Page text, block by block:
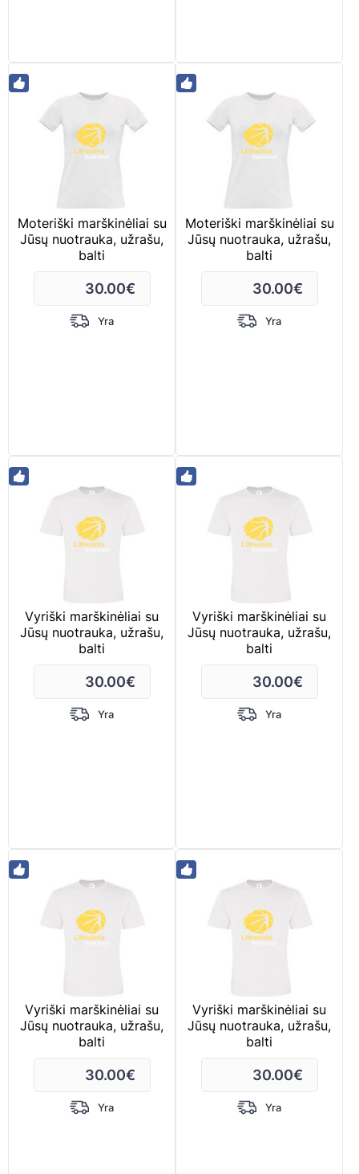
Moteriški marškinėliai su
Jūsų nuotrauka, užrašu,
balti
30.00€
Yra
Moteriški marškinėliai su
Jūsų nuotrauka, užrašu,
balti
30.00€
Yra
Vyriški marškinėliai su
Jūsų nuotrauka, užrašu,
balti
30.00€
Yra
Vyriški marškinėliai su
Jūsų nuotrauka, užrašu,
balti
30.00€
Yra
Vyriški marškinėliai su
Jūsų nuotrauka, užrašu,
balti
30.00€
Yra
Vyriški marškinėliai su
Jūsų nuotrauka, užrašu,
balti
30.00€
Yra